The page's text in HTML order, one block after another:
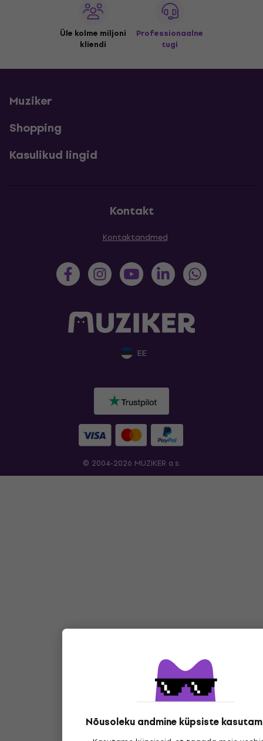
Nõusoleku andmine küpsiste
Üle kolme miljoni
kliendi
Professionaalne
tugi
Muziker
Shopping
Kasulikud lingid
Kontakt
Kontaktandmed
EE
© 2004-2026 MUZIKER a.s.